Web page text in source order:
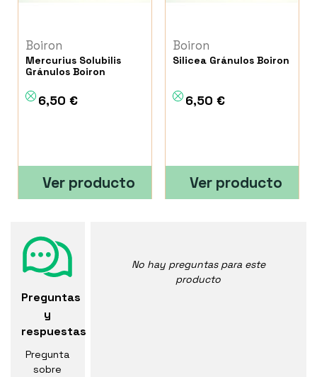
Boiron
Mercurius Solubilis
Gránulos Boiron
6,50 €
Ver producto
Boiron
Silicea Gránulos Boiron
6,50 €
Ver producto
Preguntas
y
respuestas
Pregunta
sobre
No hay preguntas para este
producto